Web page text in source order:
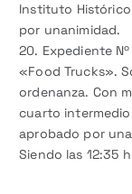
Instituto
por unanimidad.
20. Expediente
«Food Trucks».
ordenanza. Con
cuarto
aprobado por
Siendo las 12:35